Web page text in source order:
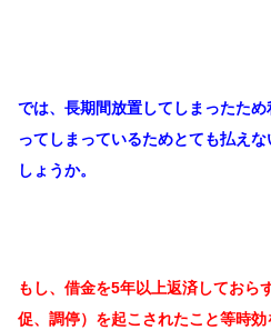
では、長期間放置してしまったた
ってしまっているためとても払え
しょうか。
もし、借金を5年以上返済しておら
促、調停）を起こされたこと等時